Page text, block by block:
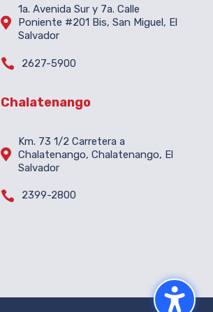

1a. Avenida Sur y 7a. Calle
Poniente #201 Bis, San Miguel, El
Salvador
 2627-5900
Chalatenango

Km. 73 1/2 Carretera a
Chalatenango, Chalatenango, El
Salvador
 2399-2800